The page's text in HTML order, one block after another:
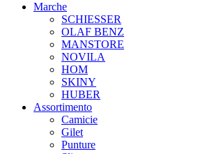
Marche
SCHIESSER
OLAF BENZ
MANSTORE
NOVILA
HOM
SKINY
HUBER
Assortimento
Camicie
Gilet
Punture